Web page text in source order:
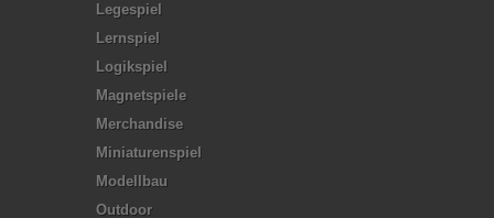
Legespiel
Lernspiel
Logikspiel
Magnetspiele
Merchandise
Miniaturenspiel
Modellbau
Outdoor